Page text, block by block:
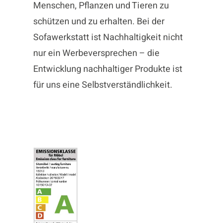
Menschen, Pflanzen und Tieren zu
schützen und zu erhalten. Bei der
Sofawerkstatt ist Nachhaltigkeit nicht
nur ein Werbeversprechen – die
Entwicklung nachhaltiger Produkte ist
für uns eine Selbstverständlichkeit.